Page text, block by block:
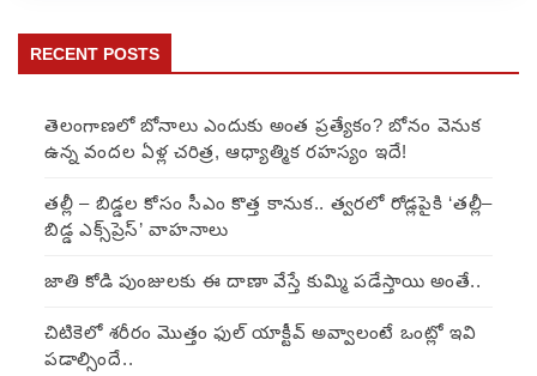
RECENT POSTS
తెలంగాణలో బోనాలు ఎందుకు అంత ప్రత్యేకం? బోనం వెనుక
ఉన్న వందల ఏళ్ల చరిత్ర, ఆధ్యాత్మిక రహస్యం ఇదే!
తల్లీ – బిడ్డల కోసం సీఎం కొత్త కానుక.. త్వరలో రోడ్లపైకి ‘తల్లీ–
బిడ్డ ఎక్స్‌ప్రెస్’ వాహనాలు
జాతి కోడి పుంజులకు ఈ దాణా వేస్తే కుమ్మి పడేస్తాయి అంతే..
చిటికెలో శరీరం మొత్తం ఫుల్ యాక్టీవ్ అవ్వాలంటే ఒంట్లో ఇవి
పడాల్సిందే..